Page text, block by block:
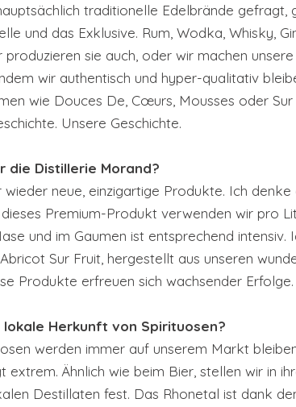
traditionelle Edelbrände gefragt,
und das Exklusive. Rum, Wodka, Whisky,
produzieren sie auch, oder wir machen
wir authentisch und hyper-qualitativ
wie Douces De, Cœurs, Mousses oder
Unsere Geschichte.
die Distillerie Morand?
neue, einzigartige Produkte. Ich
dieses Premium-Produkt verwenden wir pro
und im Gaumen ist entsprechend intensiv.
Sur Fruit, hergestellt aus unseren
Produkte erfreuen sich wachsender Erfolge.
Herkunft von Spirituosen?
werden immer auf unserem Markt
extrem. Ähnlich wie beim Bier, stellen wir in
Destillaten fest. Das Rhonetal ist dank